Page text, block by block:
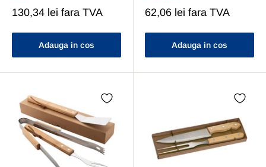
Pret
130,34 lei fara TVA
Adauga in cos
Pret
62,06 lei fara TVA
Adauga in cos